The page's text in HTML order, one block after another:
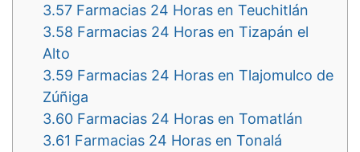
3.57 Farmacias 24 Horas en Teuchitlán
3.58 Farmacias 24 Horas en Tizapán el
Alto
3.59 Farmacias 24 Horas en Tlajomulco de
Zúñiga
3.60 Farmacias 24 Horas en Tomatlán
3.61 Farmacias 24 Horas en Tonalá